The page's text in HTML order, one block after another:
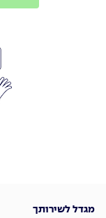
מגדל לשירותך